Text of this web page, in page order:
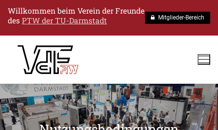
Willkommen beim Verein der Freunde
des PTW der TU-Darmstadt Mitglieder-Bereich